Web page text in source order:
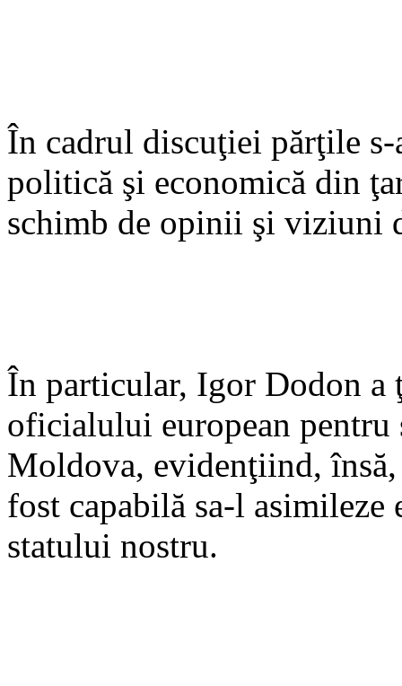
În cadrul discuţiei părţile
politică şi economică din
schimb de opinii şi viziuni
În particular, Igor Dodon a
oficialului european
Moldova, evidenţiind,
fost capabilă sa-l
statului nostru.